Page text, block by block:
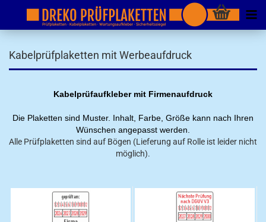
Kabelprüfplaketten mit Werbeaufdruck
Kabelprüfaufkleber mit Firmenaufdruck
Die Plaketten sind Muster. Inhalt, Farbe, Größe kann nach Ihren
Wünschen angepasst werden.
Alle Prüfplaketten sind auf Bögen (Lieferung auf Rolle ist leider nicht
möglich).